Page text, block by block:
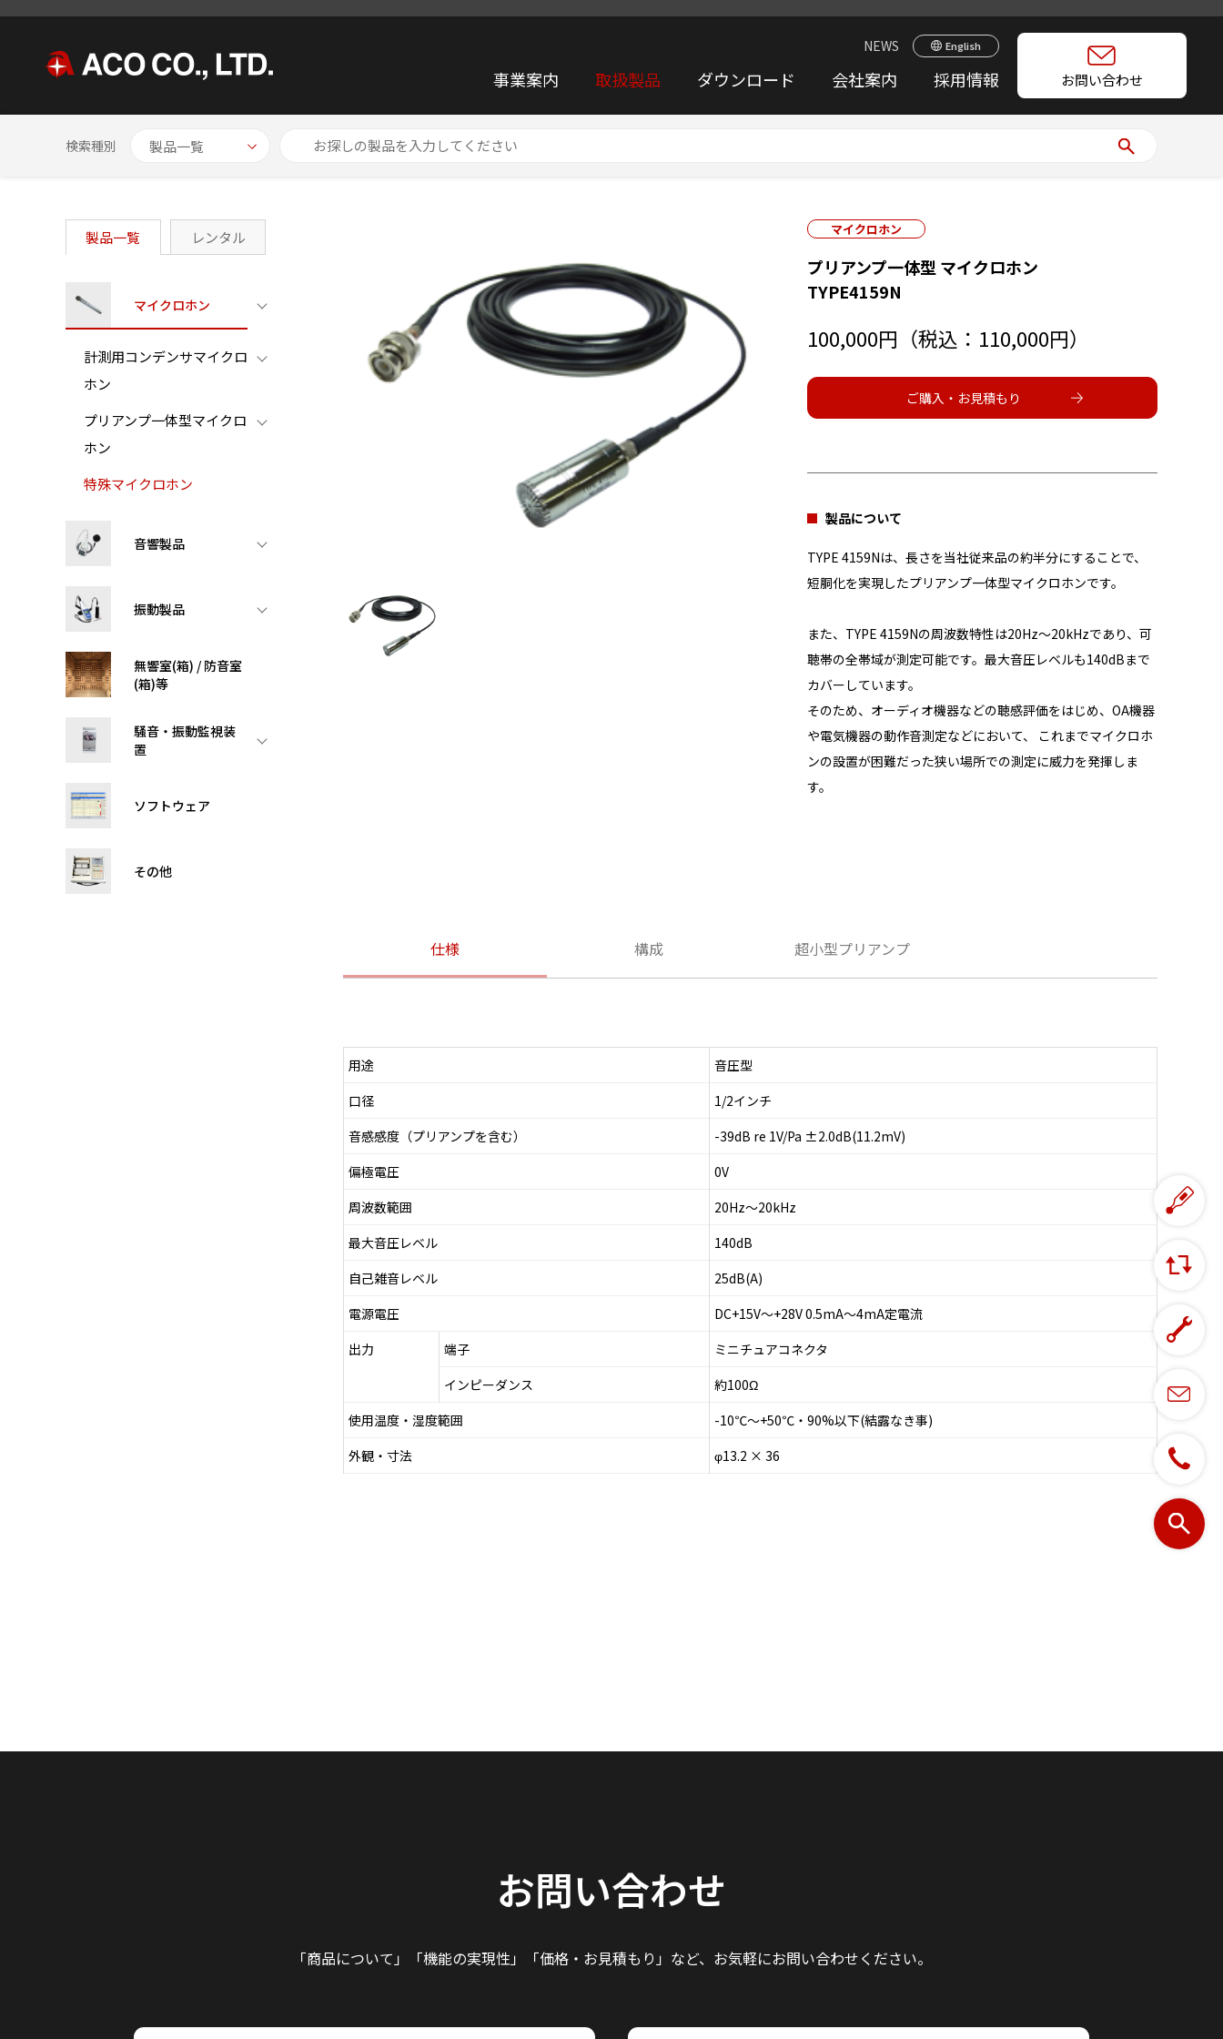
NEWS English
事業案内 取扱製品 ダウンロード 会社案内 採用情報 お問い合わせ
検索種別
HOME 製品一覧 特殊マイクロホン プリアンプ一体型 マイクロホン TYPE4159N
製品一覧 レンタル
マイクロホン
計測用コンデンサマイクロ
ホン
プリアンプ一体型マイクロ
ホン
特殊マイクロホン
音響製品
振動製品
無響室(箱) / 防音室
(箱)等
騒音・振動監視装
置
ソフトウェア
その他
マイクロホン
プリアンプ一体型 マイクロホン
TYPE4159N
100,000円（税込：110,000円）
ご購入・お見積もり
製品について
TYPE 4159Nは、長さを当社従来品の約半分にすることで、
短胴化を実現したプリアンプ一体型マイクロホンです。
また、TYPE 4159Nの周波数特性は20Hz～20kHzであり、可
聴帯の全帯域が測定可能です。最大音圧レベルも140dBまで
カバーしています。
そのため、オーディオ機器などの聴感評価をはじめ、OA機器
や電気機器の動作音測定などにおいて、 これまでマイクロホ
ンの設置が困難だった狭い場所での測定に威力を発揮しま
す。
仕様 構成 超小型プリアンプ
用途
音圧型
口径
1/2インチ
音感感度（プリアンプを含む）
-39dB re 1V/Pa ±2.0dB(11.2mV)
偏極電圧
0V
周波数範囲
20Hz～20kHz
最大音圧レベル
140dB
自己雑音レベル
25dB(A)
電源電圧
DC+15V～+28V 0.5mA～4mA定電流
出力
端子
ミニチュアコネクタ
インピーダンス
約100Ω
使用温度・湿度範囲
-10℃～+50℃・90%以下(結露なき事)
外観・寸法
φ13.2 × 36
お問い合わせ
「商品について」「機能の実現性」 「価格・お見積もり」など、 お気軽にお問い合わせください。